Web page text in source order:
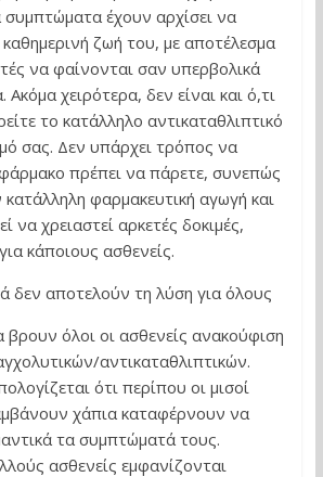
συμπτώματα έχουν αρχίσει να
ζωή του, με αποτέλεσμα
να φαίνονται σαν υπερβολικά
Ακόμα χειρότερα, δεν είναι και ό,τι
το κατάλληλο αντικαταθλιπτικό
σας. Δεν υπάρχει τρόπος να
πρέπει να πάρετε, συνεπώς
κατάλληλη φαρμακευτική αγωγή και
να χρειαστεί αρκετές δοκιμές,
κάποιους ασθενείς.
δεν αποτελούν τη λύση για όλους
όλοι οι ασθενείς ανακούφιση
αντικαταθλιπτικών.
ότι περίπου οι μισοί
χάπια καταφέρνουν να
τα συμπτώματά τους.
ασθενείς εμφανίζονται